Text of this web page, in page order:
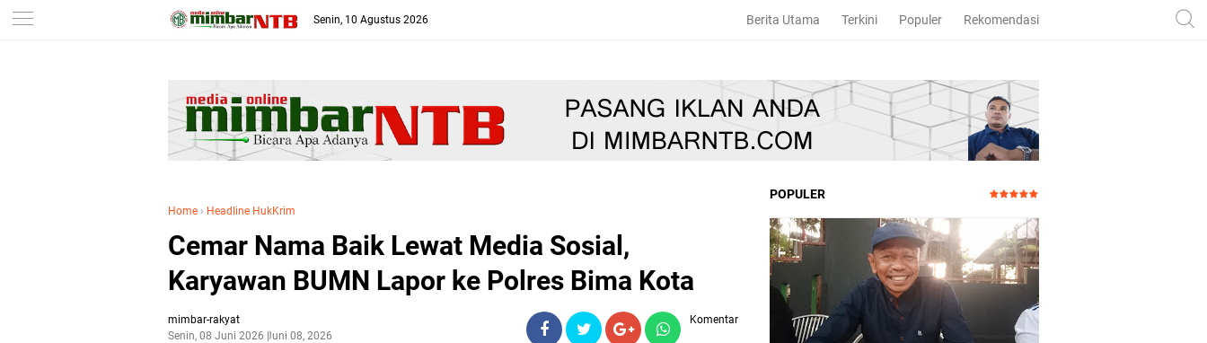
-->
Senin, 10 Agustus 2026 Berita Utama Terkini Populer Rekomendasi
Home › Headline HukKrim
Cemar Nama Baik Lewat Media Sosial,
Karyawan BUMN Lapor ke Polres Bima Kota
mimbar-rakyat
Senin, 08 Juni 2026 Juni 08, 2026
Komentar
POPULER